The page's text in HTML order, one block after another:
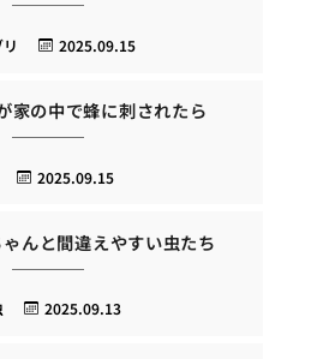
2025.09.15
家の中で蜂に刺されたら
2025.09.15
んと間違えやすい虫たち
2025.09.13